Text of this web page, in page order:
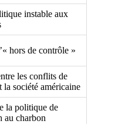
instable aux
hors de contrôle »
les conflits de
la société américaine
la politique de
au charbon